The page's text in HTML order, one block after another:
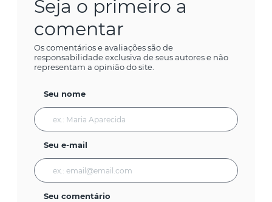
Seja o primeiro a
comentar
Os comentários e avaliações são de
responsabilidade exclusiva de seus autores e não
representam a opinião do site.
Seu nome
Seu e-mail
Seu comentário